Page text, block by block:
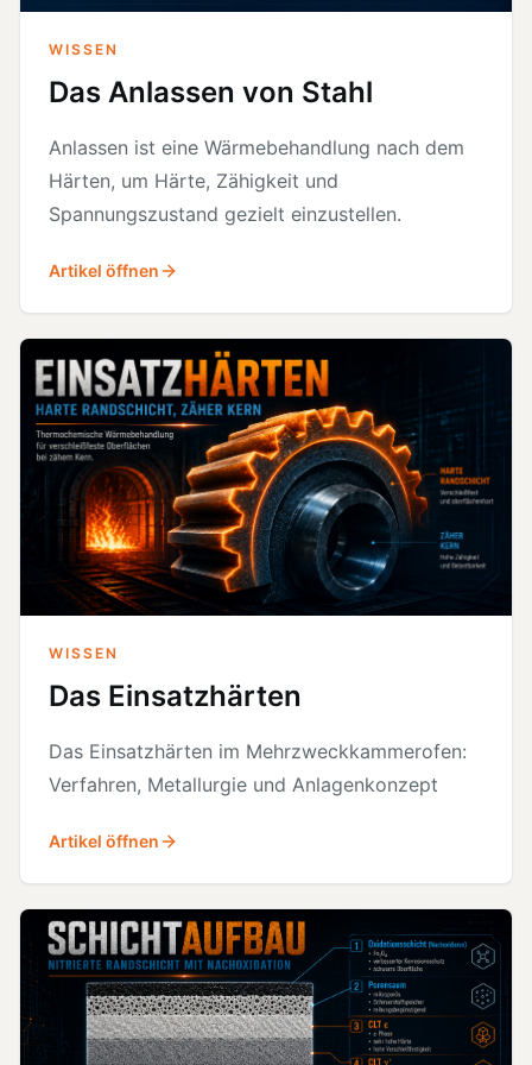
WISSEN
Das Anlassen von Stahl
Anlassen ist eine Wärmebehandlung nach dem
Härten, um Härte, Zähigkeit und
Spannungszustand gezielt einzustellen.
Artikel öffnen
WISSEN
Das Einsatzhärten
Das Einsatzhärten im Mehrzweckkammerofen:
Verfahren, Metallurgie und Anlagenkonzept
Artikel öffnen